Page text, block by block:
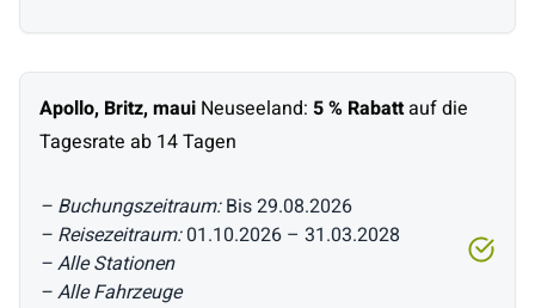
Apollo, Britz, maui Neuseeland: 5 % Rabattauf die
Tagesrate ab 14 Tagen
– Buchungszeitraum:Bis 29.08.2026
– Reisezeitraum:01.10.2026 – 31.03.2028
– Alle Stationen
– Alle Fahrzeuge